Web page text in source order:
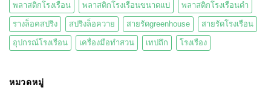
พลาสติกโรงเรือน พลาสติกโรงเรือนขนาดแบ่ พลาสติกโรงเรือนดำ
รางล็อคสปริง สปริงล็อควาย สายรัดgreenhouse สายรัดโรงเรือน
อุปกรณ์โรงเรือน เครื่องมือทำสวน เทปถึก โรงเรือง
หมวดหมู่